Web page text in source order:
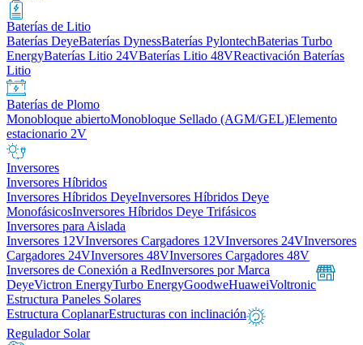
Baterías de Litio
Baterías DeyeBaterías DynessBaterías PylontechBaterias Turbo
EnergyBaterías Litio 24VBaterías Litio 48VReactivación Baterías
Litio
Baterías de Plomo
Monobloque abiertoMonobloque Sellado (AGM/GEL)Elemento
estacionario 2V
Inversores
Inversores Híbridos
Inversores Híbridos DeyeInversores Híbridos Deye
MonofásicosInversores Híbridos Deye Trifásicos
Inversores para Aislada
Inversores 12VInversores Cargadores 12VInversores 24VInversores
Cargadores 24VInversores 48VInversores Cargadores 48V
Inversores de Conexión a RedInversores por Marca
DeyeVictron EnergyTurbo EnergyGoodweHuaweiVoltronic
Estructura Paneles Solares
Estructura CoplanarEstructuras con inclinación
Regulador Solar